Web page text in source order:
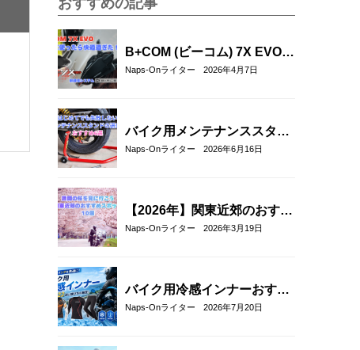
おすすめの記事
B+COM (ビーコム) 7X EVOを
実際に使ってみた！新通信方
Naps-Onライター 2026年4月7日
バイク用メンテナンススタン
ドの選び方とおすすめ6選｜
Naps-Onライター 2026年6月16日
【2026年】関東近郊のおすす
めお花見ツーリングスポット
Naps-Onライター 2026年3月19日
バイク用冷感インナーおすす
め22選！夏のツーリングを快
Naps-Onライター 2026年7月20日